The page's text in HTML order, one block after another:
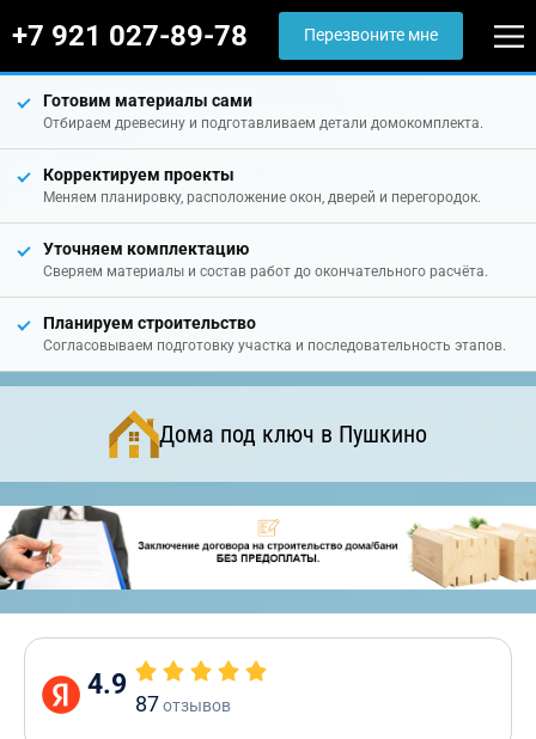
+7 921 027-89-78 Перезвоните мне
Готовим материалы сами
Отбираем древесину и подготавливаем детали домокомплекта.
Корректируем проекты
Меняем планировку, расположение окон, дверей и перегородок.
Уточняем комплектацию
Сверяем материалы и состав работ до окончательного расчёта.
Планируем строительство
Согласовываем подготовку участка и последовательность этапов.
Дома под ключ в Пушкино
4.9
87отзывов